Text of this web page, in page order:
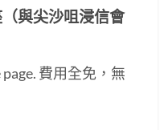
（與尖沙咀浸信會
費用全免，無